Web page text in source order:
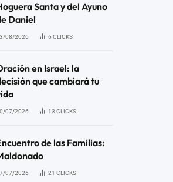
Santa y del Ayuno
Daniel
08/2026 6 CLICKS
en Israel: la
que cambiará tu
07/2026 13 CLICKS
de las Familias:
07/2026 21 CLICKS